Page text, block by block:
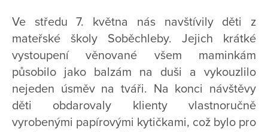
Ve středu 7. května nás navštívily děti z
mateřské školy Soběchleby. Jejich krátké
vystoupení věnované všem maminkám
působilo jako balzám na duši a vykouzlilo
nejeden úsměv na tváři. Na konci návštěvy
děti obdarovaly klienty vlastnoručně
vyrobenými papírovými kytičkami, což bylo pro